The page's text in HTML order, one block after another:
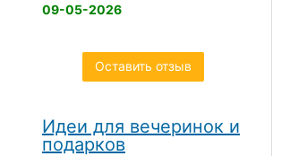
09-05-2026
Оставить отзыв
Идеи для вечеринок и
подарков